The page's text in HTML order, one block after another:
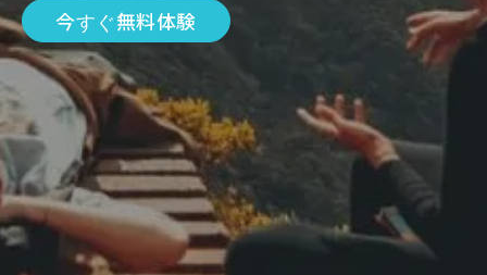
今すぐ無料体験